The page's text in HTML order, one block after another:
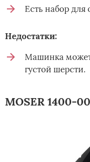
Есть набор
Недостатки:
Машинка может
густой шерсти.
MOSER 1400-